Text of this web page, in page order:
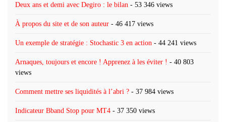
Deux ans et demi avec Degiro : le bilan - 53 346 views
À propos du site et de son auteur - 46 417 views
Un exemple de stratégie : Stochastic 3 en action - 44 241 views
Arnaques, toujours et encore ! Apprenez à les éviter ! - 40 803
views
Comment mettre ses liquidités à l’abri ? - 37 984 views
Indicateur Bband Stop pour MT4 - 37 350 views